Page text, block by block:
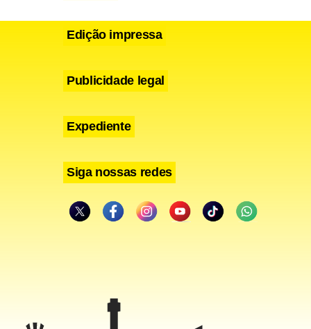
Edição impressa
Publicidade legal
Expediente
Siga nossas redes